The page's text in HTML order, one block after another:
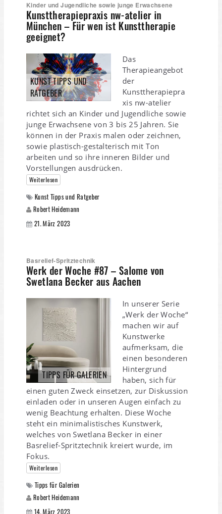
Kinder und Jugendliche sowie junge Erwachsene
Kunsttherapiepraxis nw-atelier in
München – Für wen ist Kunsttherapie
geeignet?
KUNST TIPPS UND
RATGEBER
Das
Therapieangebot
der
Kunsttherapiepra
xis nw-atelier
richtet sich an Kinder und Jugendliche sowie
junge Erwachsene von 3 bis 25 Jahren. Sie
können in der Praxis malen oder zeichnen,
sowie plastisch-gestalterisch mit Ton
arbeiten und so ihre inneren Bilder und
Vorstellungen ausdrücken.
Weiterlesen
Kunst Tipps und Ratgeber
Robert Heidemann
21. März 2023
Basrelief-Spritztechnik
Werk der Woche #87 – Salome von
Swetlana Becker aus Aachen
TIPPS FÜR GALERIEN
In unserer Serie
„Werk der Woche“
machen wir auf
Kunstwerke
aufmerksam, die
einen besonderen
Hintergrund
haben, sich für
einen guten Zweck einsetzen, zur Diskussion
einladen oder in unseren Augen einfach zu
wenig Beachtung erhalten. Diese Woche
steht ein minimalistisches Kunstwerk,
welches von Swetlana Becker in einer
Basrelief-Spritztechnik kreiert wurde, im
Fokus.
Weiterlesen
Tipps für Galerien
Robert Heidemann
14. März 2023